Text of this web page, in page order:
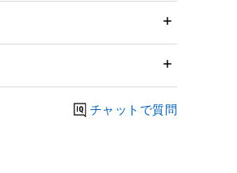
チャットで質問